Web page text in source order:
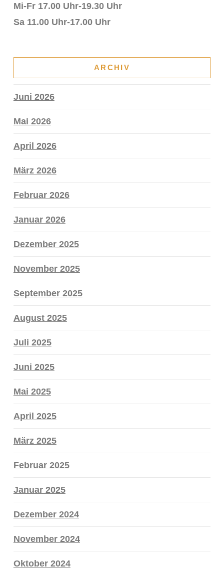
Mi-Fr 17.00 Uhr-19.30 Uhr
Sa 11.00 Uhr-17.00 Uhr
ARCHIV
Juni 2026
Mai 2026
April 2026
März 2026
Februar 2026
Januar 2026
Dezember 2025
November 2025
September 2025
August 2025
Juli 2025
Juni 2025
Mai 2025
April 2025
März 2025
Februar 2025
Januar 2025
Dezember 2024
November 2024
Oktober 2024